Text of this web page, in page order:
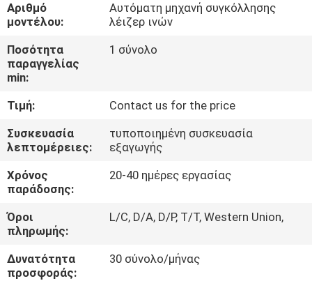
ΞΕΝΆΓΗΣΗ
ΣΤΟ
ΕΡΓΟΣΤΆΣΙΟ
ΕΠΙΚΟΙΝΩΝΉΣΤΕ
ΜΑΖΊ
ΝΈΑ
ΛΎΣΗ
Αριθμό
μοντέλου:
Αυτόματη μηχανή συγκόλλησης
λέιζερ ινών
Ποσότητα
παραγγελίας
min:
1 σύνολο
Τιμή:
Contact us for the price
Συσκευασία
λεπτομέρειες:
τυποποιημένη συσκευασία
εξαγωγής
Χρόνος
παράδοσης:
20-40 ημέρες εργασίας
Όροι
πληρωμής:
L/C, D/A, D/P, T/T, Western Union,
Δυνατότητα
προσφοράς:
30 σύνολο/μήνας